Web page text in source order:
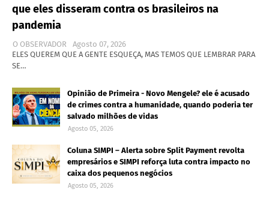
que eles disseram contra os brasileiros na
pandemia
O OBSERVADOR
Agosto 07, 2026
ELES QUEREM QUE A GENTE ESQUEÇA, MAS TEMOS QUE LEMBRAR PARA
SE…
Opinião de Primeira - Novo Mengele? ele é acusado
de crimes contra a humanidade, quando poderia ter
salvado milhões de vidas
Agosto 05, 2026
Coluna SIMPI – Alerta sobre Split Payment revolta
empresários e SIMPI reforça luta contra impacto no
caixa dos pequenos negócios
Agosto 05, 2026